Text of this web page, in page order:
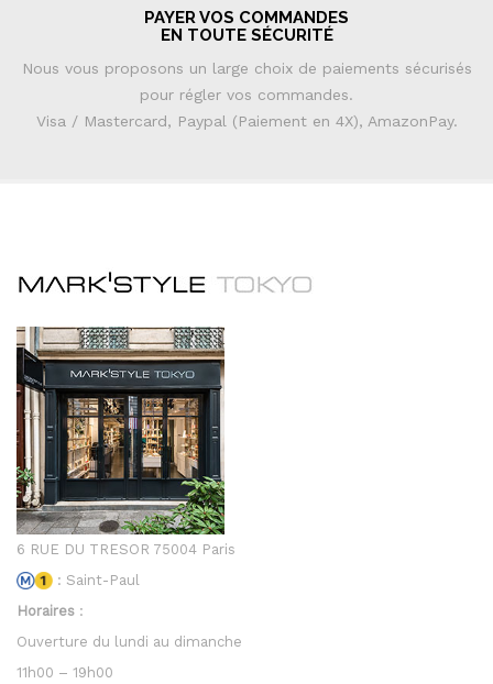
PAYER VOS COMMANDES
EN TOUTE SÉCURITÉ
Nous vous proposons un large choix de paiements sécurisés
pour régler vos commandes.
Visa / Mastercard, Paypal (Paiement en 4X), AmazonPay.
6 RUE DU TRESOR 75004 Paris
: Saint-Paul
Horaires :
Ouverture du lundi au dimanche
11h00 – 19h00